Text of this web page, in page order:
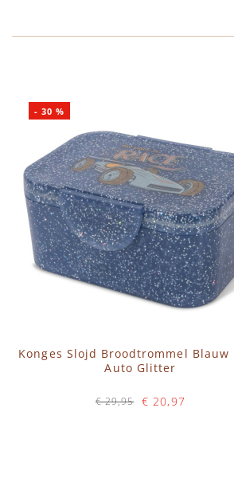
Konges Slojd Broodtrommel Blauw
Auto Glitter
€ 20,97
€ 29,95
-30 %